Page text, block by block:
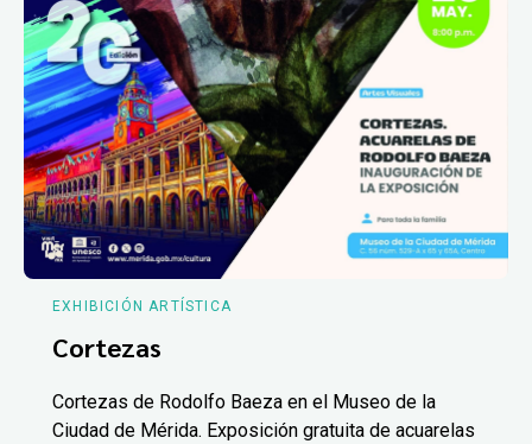
EXHIBICIÓN ARTÍSTICA
Cortezas
Cortezas de Rodolfo Baeza en el Museo de la
Ciudad de Mérida. Exposición gratuita de acuarelas